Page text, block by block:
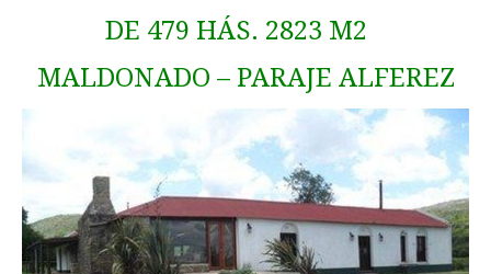
DE 479 HÁS. 2823 M2
MALDONADO – PARAJE ALFEREZ